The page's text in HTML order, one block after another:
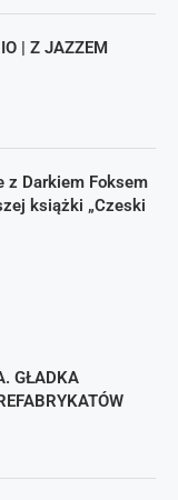
| Z JAZZEM
z Darkiem Foksem
książki „Czeski
GŁADKA